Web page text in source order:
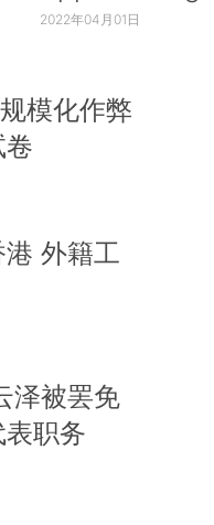
2022年04月01日
模化作弊
外籍工
泽被罢免
职务